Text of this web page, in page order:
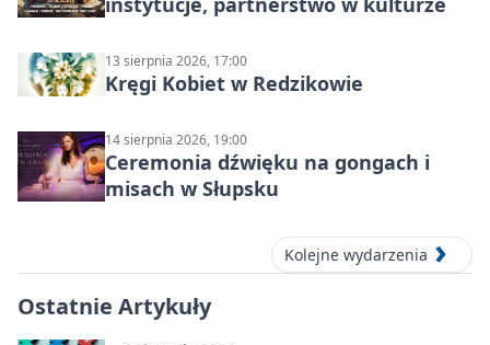
13 sierpnia 2026, 17:00
Kręgi Kobiet w Redzikowie
14 sierpnia 2026, 19:00
Ceremonia dźwięku na gongach i
misach w Słupsku
Kolejne wydarzenia
Ostatnie Artykuły